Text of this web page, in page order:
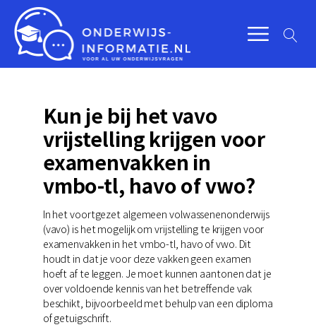
Kun je bij het vavo
vrijstelling krijgen voor
examenvakken in
vmbo-tl, havo of vwo?
In het voortgezet algemeen volwassenenonderwijs
(vavo) is het mogelijk om vrijstelling te krijgen voor
examenvakken in het vmbo-tl, havo of vwo. Dit
houdt in dat je voor deze vakken geen examen
hoeft af te leggen. Je moet kunnen aantonen dat je
over voldoende kennis van het betreffende vak
beschikt, bijvoorbeeld met behulp van een diploma
of getuigschrift.